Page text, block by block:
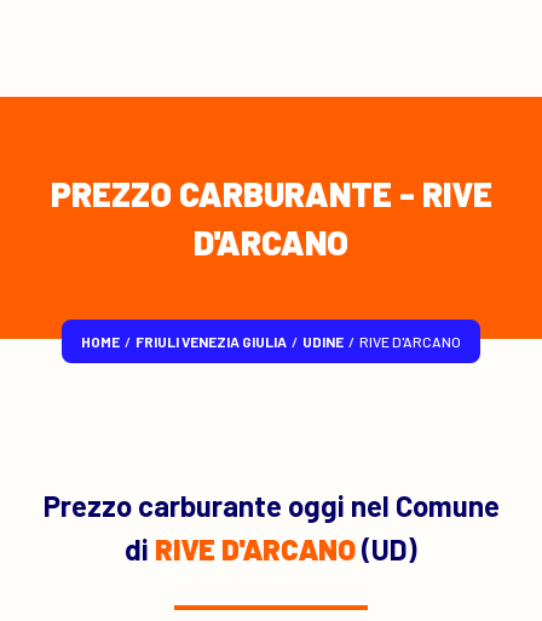
PREZZO CARBURANTE - RIVE
D'ARCANO
HOME / FRIULI VENEZIA GIULIA / UDINE / RIVE D'ARCANO
Prezzo carburante oggi nel Comune
di RIVE D'ARCANO(UD)